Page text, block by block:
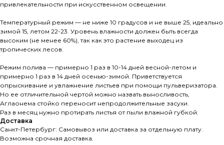
привлекательности при искусственном освещении.
Температурный режим — не ниже 10 градусов и не выше 25, идеально
зимой 15, летом 22-23. Уровень влажности должен быть всегда
высоким (не менее 60%), так как это растение выходец из
тропических лесов.
Режим полива — примерно 1 раз в 10-14 дней весной-летом и
примерно 1 раз в 14 дней осенью-зимой. Приветствуется
опрыскивание и увлажнение листьев при помощи пульверизатора.
Но ее отличительной чертой можно назвать выносливость,
Аглаонема стойко переносит непродолжительные засухи.
Раз в месяц нужно протирать листья от пыли влажной губкой.
Доставка
Санкт-Петербург: Самовывоз или доставка за отдельную плату.
Возможна срочная доставка.